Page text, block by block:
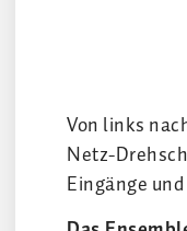
Von links
Netz-
Eingänge